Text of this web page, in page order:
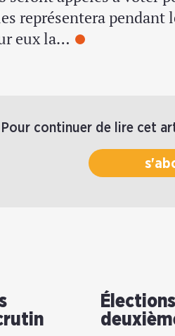
représentera pendant
eux la…
Pour continuer de lire cet